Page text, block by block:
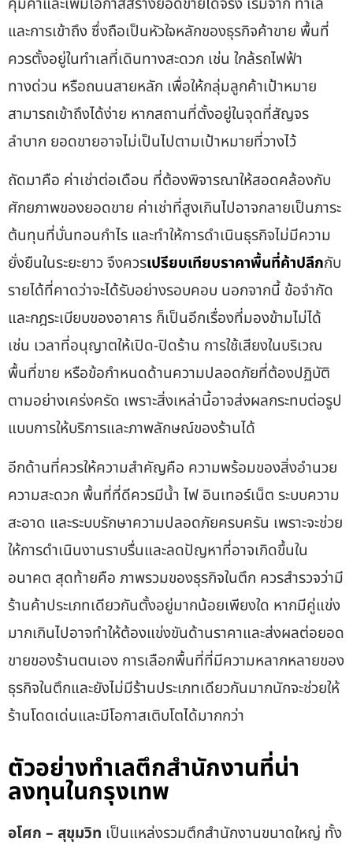
และการเข้าถึง ซึ่งถือเป็นหัวใจหลักของธุรกิจค้าขาย พื้นที่
ควรตั้งอยู่ในทำเลที่เดินทางสะดวก เช่น ใกล้รถไฟฟ้า
ทางด่วน หรือถนนสายหลัก เพื่อให้กลุ่มลูกค้าเป้าหมาย
สามารถเข้าถึงได้ง่าย หากสถานที่ตั้งอยู่ในจุดที่สัญจร
ลำบาก ยอดขายอาจไม่เป็นไปตามเป้าหมายที่วางไว้
ถัดมาคือ ค่าเช่าต่อเดือน ที่ต้องพิจารณาให้สอดคล้องกับ
ศักยภาพของยอดขาย ค่าเช่าที่สูงเกินไปอาจกลายเป็นภาระ
ต้นทุนที่บั่นทอนกำไร และทำให้การดำเนินธุรกิจไม่มีความ
ยั่งยืนในระยะยาว จึงควรเปรียบเทียบราคาพื้นที่ค้าปลีกกับ
รายได้ที่คาดว่าจะได้รับอย่างรอบคอบ นอกจากนี้ ข้อจำกัด
และกฎระเบียบของอาคาร ก็เป็นอีกเรื่องที่มองข้ามไม่ได้
เช่น เวลาที่อนุญาตให้เปิด-ปิดร้าน การใช้เสียงในบริเวณ
พื้นที่ขาย หรือข้อกำหนดด้านความปลอดภัยที่ต้องปฏิบัติ
ตามอย่างเคร่งครัด เพราะสิ่งเหล่านี้อาจส่งผลกระทบต่อรูป
แบบการให้บริการและภาพลักษณ์ของร้านได้
อีกด้านที่ควรให้ความสำคัญคือ ความพร้อมของสิ่งอำนวย
ความสะดวก พื้นที่ที่ดีควรมีน้ำ ไฟ อินเทอร์เน็ต ระบบความ
สะอาด และระบบรักษาความปลอดภัยครบครัน เพราะจะช่วย
ให้การดำเนินงานราบรื่นและลดปัญหาที่อาจเกิดขึ้นใน
อนาคต สุดท้ายคือ ภาพรวมของธุรกิจในตึก ควรสำรวจว่ามี
ร้านค้าประเภทเดียวกันตั้งอยู่มากน้อยเพียงใด หากมีคู่แข่ง
มากเกินไปอาจทำให้ต้องแข่งขันด้านราคาและส่งผลต่อยอด
ขายของร้านตนเอง การเลือกพื้นที่ที่มีความหลากหลายของ
ธุรกิจในตึกและยังไม่มีร้านประเภทเดียวกันมากนักจะช่วยให้
ร้านโดดเด่นและมีโอกาสเติบโตได้มากกว่า
ตัวอย่างทำเลตึกสำนักงานที่น่า
ลงทุนในกรุงเทพ
อโศก – สุขุมวิท เป็นแหล่งรวมตึกสำนักงานขนาดใหญ่ ทั้ง